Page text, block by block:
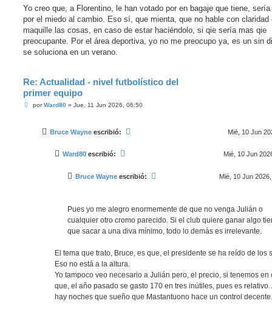
n
a
j
Yo creo que, a Florentino, le han votado por en bagaje que tiene,
por el miedo al cambio. Eso sí, que mienta, que no hable con claridad
maquille las cosas, en caso de estar haciéndolo, si qie sería mas qie
preocupante. Por el área deportiva, yo no me preocupo ya, es un sin
se soluciona en un verano.
Re: Actualidad - nivel futbolístico del
primer equipo
MporWard80» Jue, 11 Jun 2026, 06:50
Bruce Wayne escribió: Mié, 10 Jun
Ward80 escribió: Mié, 10 Jun
Bruce Wayne escribió: Mié, 10 Jun
Pues yo me alegro enormemente de que no venga Julián o
cualquier otro cromo parecido. Si el club quiere ganar algo
que sacar a una diva mínimo, todo lo demás es irrelevante.
El tema que trato, Bruce, es que, el presidente se ha reído de los
Eso no está a la altura.
Yo tampoco veo necesario a Julián pero, el precio, si tenemos en
que, el año pasado se gasto 170 en tres inútiles, pues es relativo.
hay noches que sueño que Mastantuono hace un control